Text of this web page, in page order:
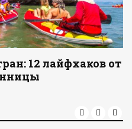
12 лайфхаков от